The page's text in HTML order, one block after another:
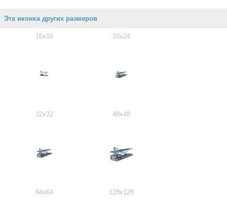
Эта иконка других размеров
16x16 24x24
32x32 48x48
64x64 128x128